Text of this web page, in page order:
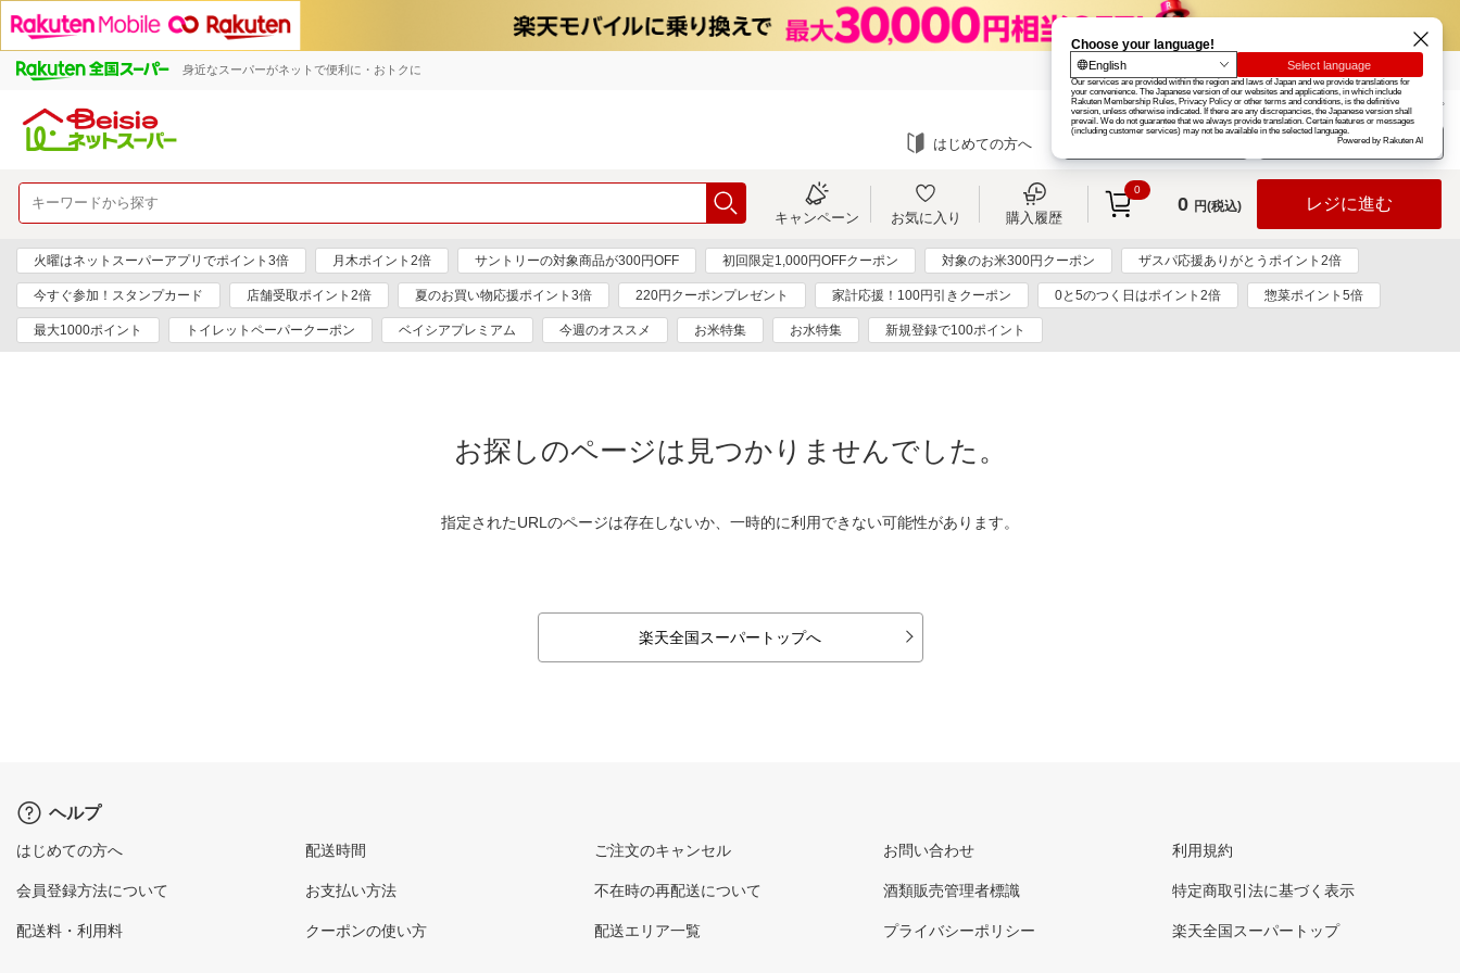
身近なスーパーがネットで便利に・おトクに 楽天グループ カード
お知らせ ヘルプ
はじめての方へ ログイン
キャンペーン お気に入り 購入履歴
0
0 円(税込) レジに進む
火曜はネットスーパーアプリでポイント3倍 月木ポイント2倍 サントリーの対象商品が300円OFF 初回限定1,000円OFFクーポン 対象のお米300円クーポン ザスパ応援ありがとうポイント2倍
今すぐ参加！スタンプカード 店舗受取ポイント2倍 夏のお買い物応援ポイント3倍 220円クーポンプレゼント 家計応援！100円引きクーポン 0と5のつく日はポイント2倍 惣菜ポイント5倍
最大1000ポイント トイレットペーパークーポン ベイシアプレミアム 今週のオススメ お米特集 お水特集 新規登録で100ポイント
お探しのページは見つかりませんでした。
指定されたURLのページは存在しないか、一時的に利用できない可能性があります。
楽天全国スーパートップへ
ヘルプ
はじめての方へ
会員登録方法について
配送料・利用料
配送時間
お支払い方法
クーポンの使い方
ご注文のキャンセル
不在時の再配送について
配送エリア一覧
お問い合わせ
酒類販売管理者標識
プライバシーポリシー
利用規約
特定商取引法に基づく表示
楽天全国スーパートップ